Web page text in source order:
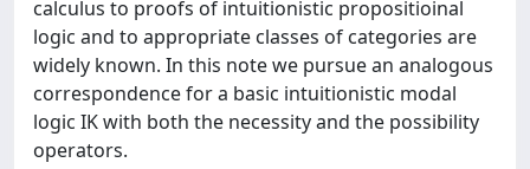
calculus to proofs of intuitionistic propositioinal
logic and to appropriate classes of categories are
widely known. In this note we pursue an analogous
correspondence for a basic intuitionistic modal
logic IK with both the necessity and the possibility
operators.